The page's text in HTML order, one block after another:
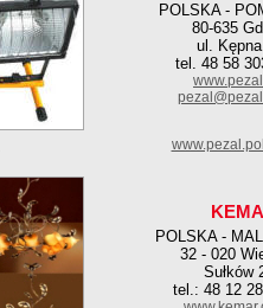
POLSKA -
80-635
ul.
tel. 48 58
POLSKA -
32 - 020
Sułków
tel.: 48 12